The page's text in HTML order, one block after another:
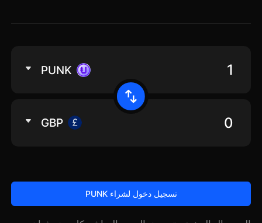
PUNK
GBP
تسجيل دخول لشراء PUNK